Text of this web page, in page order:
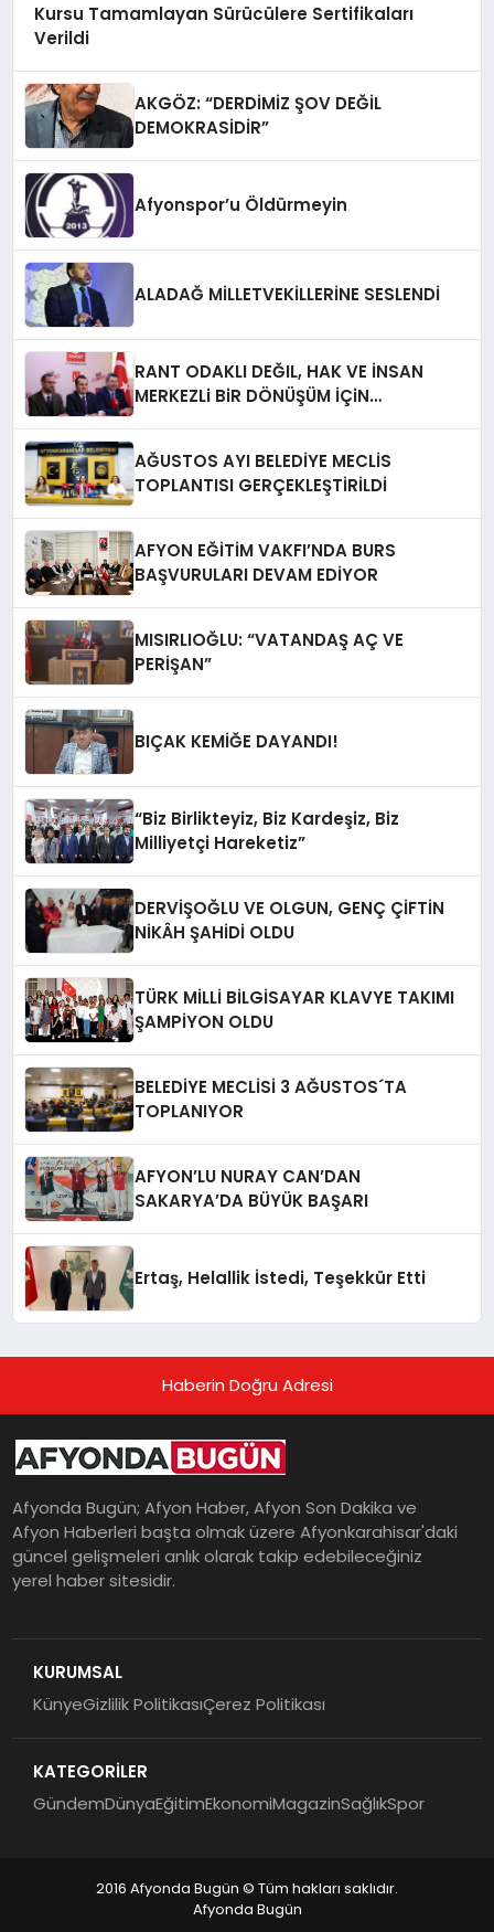
Kursu Tamamlayan Sürücülere Sertifikaları
Verildi
AKGÖZ: “DERDİMİZ ŞOV DEĞİL
DEMOKRASİDİR”
Afyonspor’u Öldürmeyin
ALADAĞ MİLLETVEKİLLERİNE SESLENDİ
RANT ODAKLI DEĞIL, HAK VE İNSAN
MERKEZLi BiR DÖNÜŞÜM İÇiN
AĞUSTOS AYI BELEDİYE MECLİS
TOPLANTISI GERÇEKLEŞTİRİLDİ
AFYON EĞİTİM VAKFI’NDA BURS
BAŞVURULARI DEVAM EDİYOR
MISIRLIOĞLU: “VATANDAŞ AÇ VE
PERİŞAN”
BIÇAK KEMİĞE DAYANDI!
“Biz Birlikteyiz, Biz Kardeşiz, Biz
Milliyetçi Hareketiz”
DERVİŞOĞLU VE OLGUN, GENÇ ÇİFTİN
NİKÂH ŞAHİDİ OLDU
TÜRK MİLLİ BİLGİSAYAR KLAVYE TAKIMI
ŞAMPİYON OLDU
BELEDİYE MECLİSİ 3 AĞUSTOS´TA
TOPLANIYOR
AFYON’LU NURAY CAN’DAN
SAKARYA’DA BÜYÜK BAŞARI
Ertaş, Helallik İstedi, Teşekkür Etti
Haberin Doğru Adresi
Afyonda Bugün; Afyon Haber, Afyon Son Dakika ve
Afyon Haberleri başta olmak üzere Afyonkarahisar'daki
güncel gelişmeleri anlık olarak takip edebileceğiniz
yerel haber sitesidir.
KURUMSAL
KünyeGizlilik PolitikasıÇerez Politikası
KATEGORİLER
GündemDünyaEğitimEkonomiMagazinSağlıkSpor
2016 Afyonda Bugün © Tüm hakları saklıdır.
Afyonda Bugün